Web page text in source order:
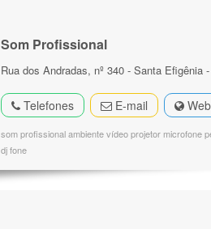
Som Profissional
Rua dos Andradas, nº 340 - Santa Efigênia
Telefones E-mail
som profissional ambiente vídeo projetor microfone
dj fone